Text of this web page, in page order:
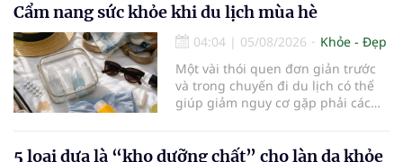
Cẩm nang sức khỏe khi du lịch mùa hè
04:04 | 05/08/2026
Khỏe - Đẹp
Một vài thói quen đơn giản trước
và trong chuyến đi du lịch có thể
giúp giảm nguy cơ gặp phải các
5 loại dưa là “kho dưỡng chất” cho làn da khỏe